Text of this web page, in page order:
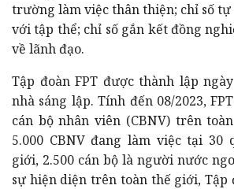
trường làm việc thân thiện; chỉ số tự
với tập thể; chỉ số gắn kết đồng
về lãnh đạo.
Tập đoàn FPT được thành lập
nhà sáng lập. Tính đến 08/2023,
cán bộ nhân viên (CBNV) trên
5.000 CBNV đang làm việc tại 30
giới, 2.500 cán bộ là người nước
sự hiện diện trên toàn thế giới, Tập